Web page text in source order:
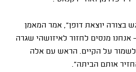
בצורה יוצאת דופן”, אמר המאמן
מנסים לחזור לאיזושהי שגרה
לשמור על הקיים. הראש עם אלה
אותם הביתה".